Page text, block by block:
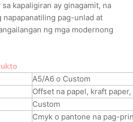
kapaligiran ay ginagamit, na
napapanatiling pag-unlad at
ng mga modernong
A5/A6 o Custom
Offset na papel, kraft
Custom
Cmyk o pantone na pag-